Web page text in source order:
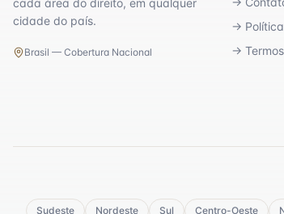
cada área do direito, em qualquer
cidade do país.
Brasil — Cobertura Nacional
→
→
Sudeste Nordeste Sul Centro-Oeste